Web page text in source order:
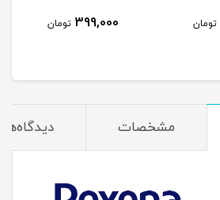
تومان 399,000 تومان
مشخصات دیدگاه‌ها